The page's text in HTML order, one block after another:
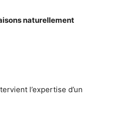
naturellement
l’expertise d’un